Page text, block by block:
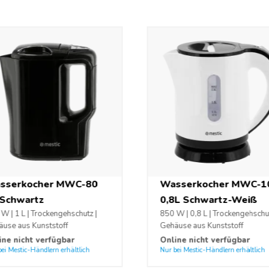
MWC-80
| 1 L | Trockengehschutz |
aus Kunststoff
nicht verfügbar
Mestic-Händlern erhältlich
Wasserkocher MWC-
0,8L Schwartz-Weiß
850 W | 0,8 L |
Gehäuse aus Kunststoff
Online nicht verfügbar
Nur bei Mestic-Händlern erhältlich